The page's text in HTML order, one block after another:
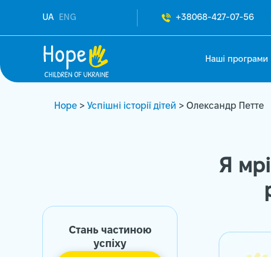
UA ENG +38068-427-07-56
Наші програми
Hope > Успішні історії дітей > Олександр Петте
Стань частиною
успіху
Я